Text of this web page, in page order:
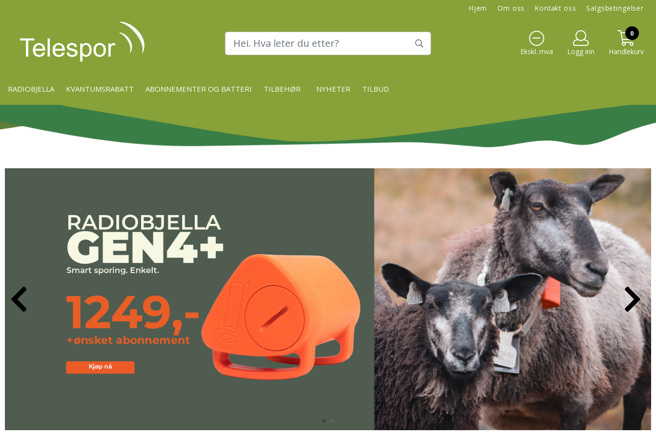
Hjem Om oss Kontakt oss Salgsbetingelser
Ekskl. mva Logg inn
0
Handlekurv
RADIOBJELLA KVANTUMSRABATT ABONNEMENTER OG BATTERI TILBEHØR NYHETER TILBUD